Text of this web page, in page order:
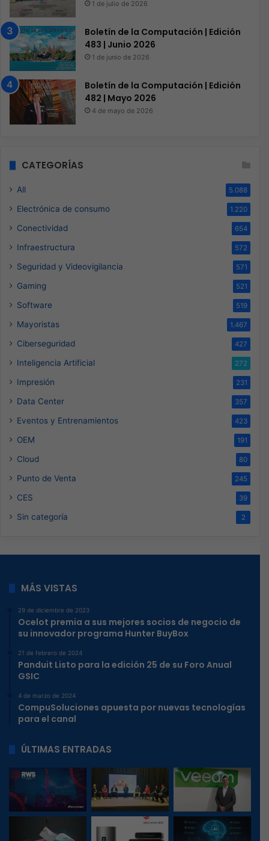
1 de julio de 2026
Boletín de la Computación | Edición
483 | Junio 2026
1 de junio de 2026
Boletín de la Computación | Edición
482 | Mayo 2026
4 de mayo de 2026
CATEGORÍAS
All 5.088
Electrónica de consumo 1.220
Conectividad 654
Infraestructura 572
Seguridad y Videovigilancia 571
Gaming 521
Software 519
Mayoristas 1.467
Ciberseguridad 427
Inteligencia Artificial 272
Impresión 231
Data Center 357
Eventos y Entrenamientos 423
OEM 191
Cloud 80
Punto de Venta 245
CES 39
Sin categoría 2
MÁS VISTAS
29 de diciembre de 2023
Ocelot premia a sus mejores socios de negocio de
su innovador programa Hunter BuyBox
21 de febrero de 2024
Panduit Listo para la edición 25 de su Foro Anual
GSIC
4 de marzo de 2024
CompuSoluciones apuesta por nuevas tecnologías
para el canal
ÚLTIMAS ENTRADAS